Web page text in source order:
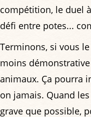
compétition, le duel
défi entre potes...
Terminons, si vous
moins
animaux. Ça pourra
on jamais. Quand
grave que possible,